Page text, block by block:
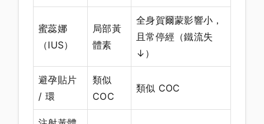
蜜蕊娜
（IUS）
局部黃
體素
全身賀爾蒙影響小，
且常停經（鐵流失
↓）
避孕貼片
/ 環
類似
COC
類似 COC